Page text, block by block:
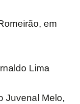
em
Lima
Juvenal Melo,